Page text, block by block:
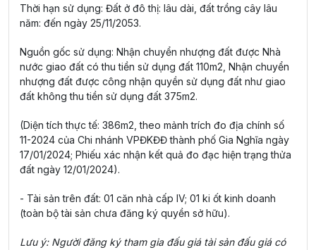
Thời hạn sử dụng: Đất ở đô thị: lâu dài, đất trồng cây lâu
năm: đến ngày 25/11/2053.
Nguồn gốc sử dụng: Nhận chuyển nhượng đất được Nhà
nước giao đất có thu tiền sử dụng đất 110m2, Nhận chuyển
nhượng đất được công nhận quyền sử dụng đất như giao
đất không thu tiền sử dụng đất 375m2.
(Diện tích thực tế: 386m2, theo mảnh trích đo địa chính số
11-2024 của Chi nhánh VPĐKĐĐ thành phố Gia Nghĩa ngày
17/01/2024; Phiếu xác nhận kết quả đo đạc hiện trạng thửa
đất ngày 12/01/2024).
- Tài sản trên đất: 01 căn nhà cấp IV; 01 ki ốt kinh doanh
(toàn bộ tài sản chưa đăng ký quyền sở hữu).
Lưu ý: Người đăng ký tham gia đấu giá tài sản đấu giá có